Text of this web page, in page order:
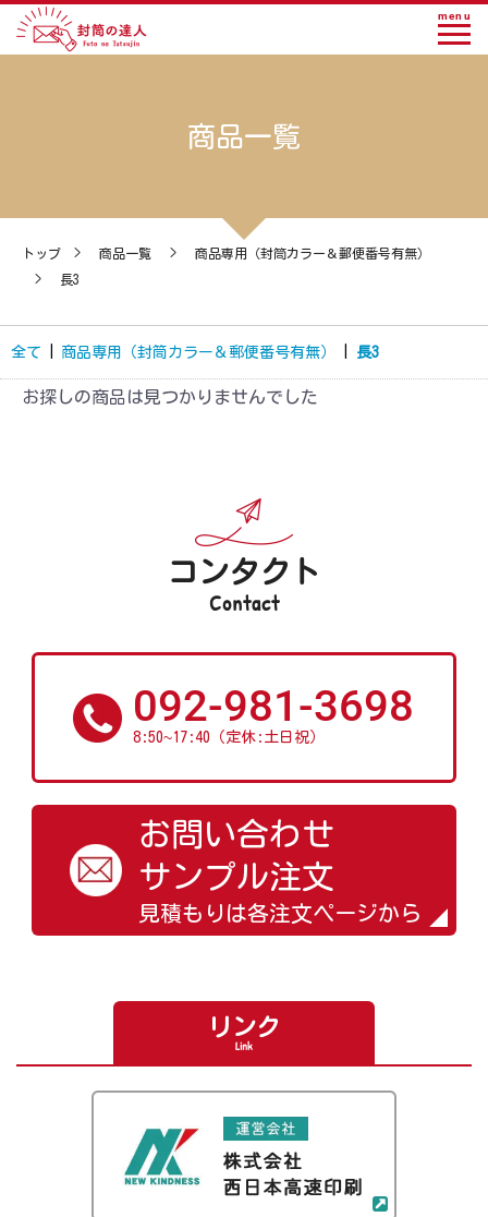
menu
商品一覧
トップ > 商品一覧 >
商品専用（封筒カラー＆郵便番号有無）
>
長3
全て 商品専用（封筒カラー＆郵便番号有無） 長3
お探しの商品は見つかりませんでした
コンタクト
Contact
092-981-3698
8:50~17:40（定休:土日祝）
お問い合わせ
サンプル注文
見積もりは各注文ページから
リンク
Link